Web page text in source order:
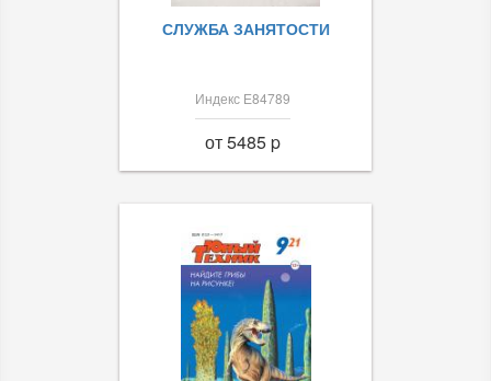
СЛУЖБА ЗАНЯТОСТИ
Индекс Е84789
от 5485 p